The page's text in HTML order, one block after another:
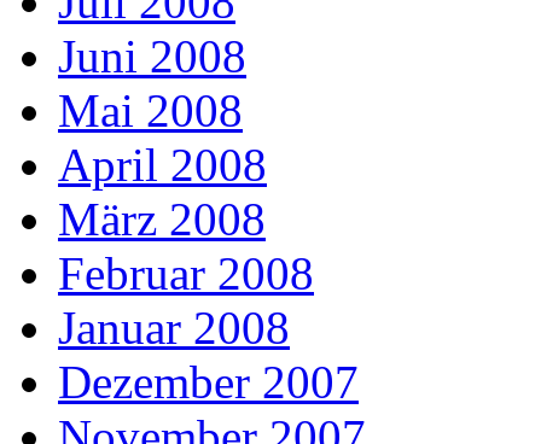
Juni 2008
Mai 2008
April 2008
März 2008
Februar 2008
Januar 2008
Dezember 2007